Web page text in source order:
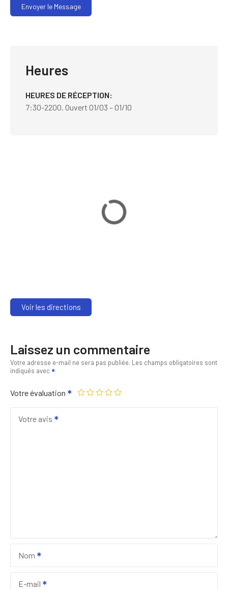
Envoyer le Message
Heures
HEURES DE RÉCEPTION
7:30-2200. Ouvert 01/03 – 01/10
Voir les directions
Laissez un commentaire
Votre adresse e-mail ne sera pas publiée. Les champs obligatoires sont
indiqués avec
Votre évaluation
Votre avis
Nom
E-mail